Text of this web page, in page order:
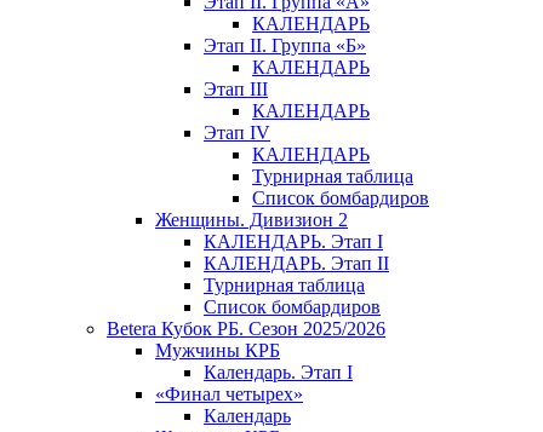
КАЛЕНДАРЬ
Этап II. Группа «Б»
КАЛЕНДАРЬ
Этап III
КАЛЕНДАРЬ
Этап IV
КАЛЕНДАРЬ
Турнирная таблица
Список бомбардиров
Женщины. Дивизион 2
КАЛЕНДАРЬ. Этап I
КАЛЕНДАРЬ. Этап II
Турнирная таблица
Список бомбардиров
Betera Кубок РБ. Сезон 2025/2026
Мужчины КРБ
Календарь. Этап I
«Финал четырех»
Календарь